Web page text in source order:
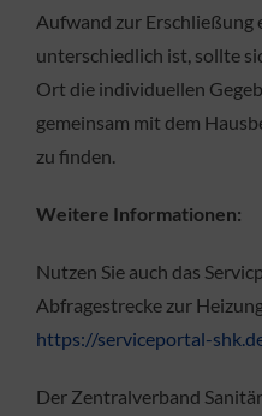
Aufwand zur Erschließung
unterschiedlich ist, sollte
Ort die individuellen
gemeinsam mit dem
zu finden.
Weitere Informationen:
Nutzen Sie auch das
Abfragestrecke zur
https://serviceportal-
Der Zentralverband